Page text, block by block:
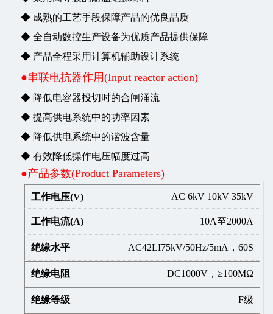
◆ 成熟的工艺手段保障产品的优良品质
◆ 全自动数控生产设备为优质产品提供保障
◆ 产品全程采用计算机辅助设计系统
●串联电抗器作用(Input reactor action)
◆ 降低电容器投切时的合闸涌流
◆ 提高供电系统中的功率因素
◆ 降低供电系统中的谐波含量
◆ 有效降低操作电压幅度过高
●产品参数(Product Parameters)
AC 6kV 10kV 35kV
10A至2000A
AC42LI75kV/50Hz/5mA，60S
DC1000V，≥100MΩ
F级